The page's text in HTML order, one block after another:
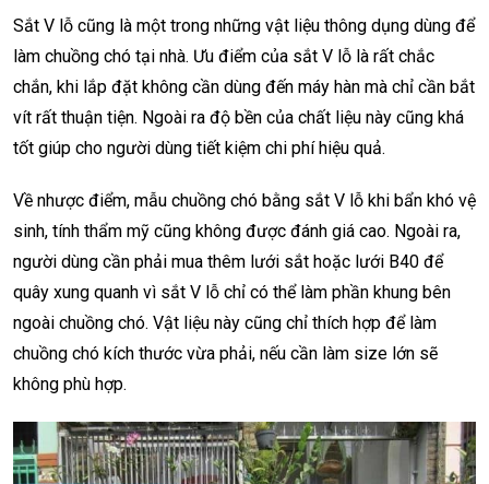
Sắt V lỗ cũng là một trong những vật liệu thông dụng dùng để
làm chuồng chó tại nhà. Ưu điểm của sắt V lỗ là rất chắc
chắn, khi lắp đặt không cần dùng đến máy hàn mà chỉ cần bắt
vít rất thuận tiện. Ngoài ra độ bền của chất liệu này cũng khá
tốt giúp cho người dùng tiết kiệm chi phí hiệu quả.
Về nhược điểm, mẫu chuồng chó bằng sắt V lỗ khi bẩn khó vệ
sinh, tính thẩm mỹ cũng không được đánh giá cao. Ngoài ra,
người dùng cần phải mua thêm lưới sắt hoặc lưới B40 để
quây xung quanh vì sắt V lỗ chỉ có thể làm phần khung bên
ngoài chuồng chó. Vật liệu này cũng chỉ thích hợp để làm
chuồng chó kích thước vừa phải, nếu cần làm size lớn sẽ
không phù hợp.